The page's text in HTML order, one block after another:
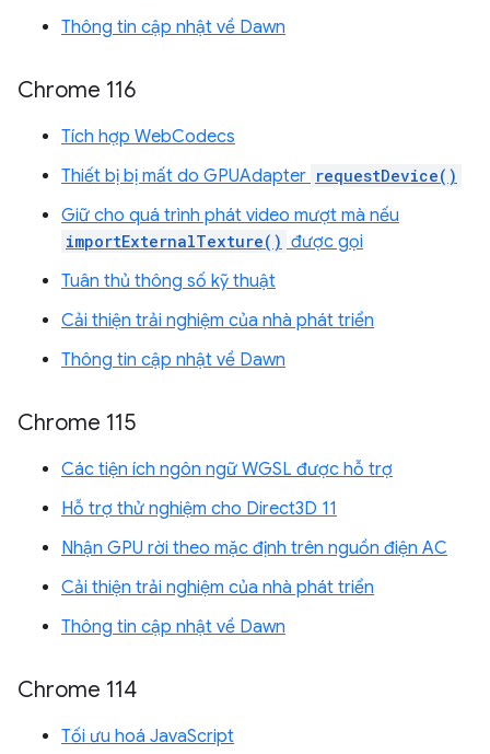
Thông tin cập nhật về Dawn
Chrome 116
Tích hợp WebCodecs
Thiết bị bị mất do GPUAdapter requestDevice()
Giữ cho quá trình phát video mượt mà nếu
importExternalTexture() được gọi
Tuân thủ thông số kỹ thuật
Cải thiện trải nghiệm của nhà phát triển
Thông tin cập nhật về Dawn
Chrome 115
Các tiện ích ngôn ngữ WGSL được hỗ trợ
Hỗ trợ thử nghiệm cho Direct3D 11
Nhận GPU rời theo mặc định trên nguồn điện AC
Cải thiện trải nghiệm của nhà phát triển
Thông tin cập nhật về Dawn
Chrome 114
Tối ưu hoá JavaScript